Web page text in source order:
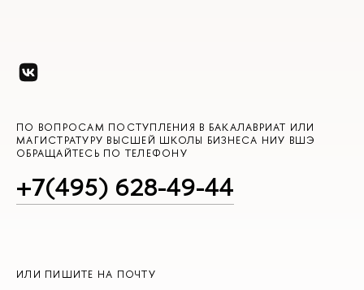
ПО ВОПРОСАМ ПОСТУПЛЕНИЯ В БАКАЛАВРИАТ ИЛИ
МАГИСТРАТУРУ ВЫСШЕЙ ШКОЛЫ БИЗНЕСА НИУ ВШЭ
ОБРАЩАЙТЕСЬ ПО ТЕЛЕФОНУ
+7(495) 628-49-44
ИЛИ ПИШИТЕ НА ПОЧТУ